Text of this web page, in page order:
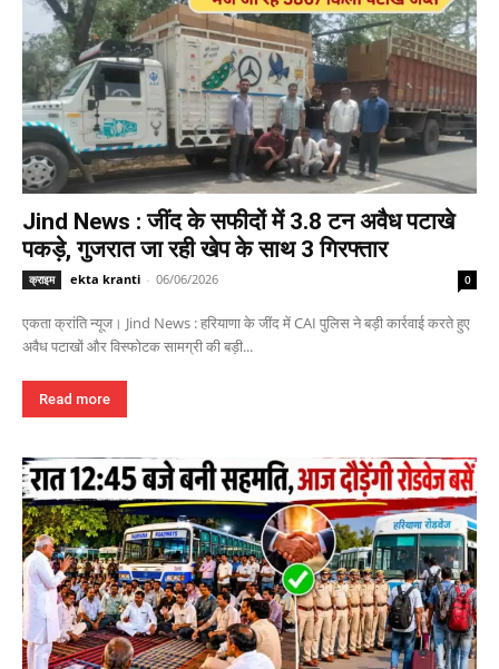
Jind News : जींद के सफीदों में 3.8 टन अवैध पटाखे
पकड़े, गुजरात जा रही खेप के साथ 3 गिरफ्तार
क्राइम ekta kranti - 06/06/2026 0
एकता क्रांति न्यूज। Jind News : हरियाणा के जींद में CAI पुलिस ने बड़ी कार्रवाई करते हुए
अवैध पटाखों और विस्फोटक सामग्री की बड़ी...
Read more